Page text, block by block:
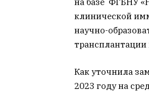
клинической
научно-
трансплантации
Как уточнила
2023 году на